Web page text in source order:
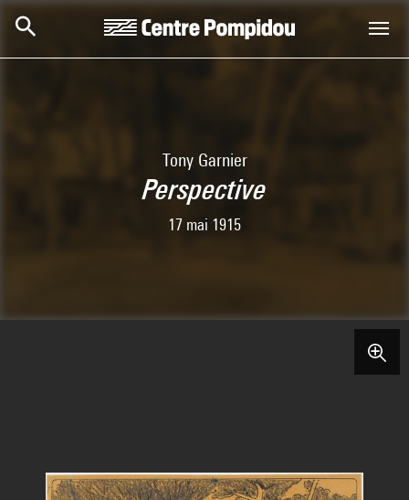
Centre Pompidou
Tony Garnier
Perspective
17 mai 1915